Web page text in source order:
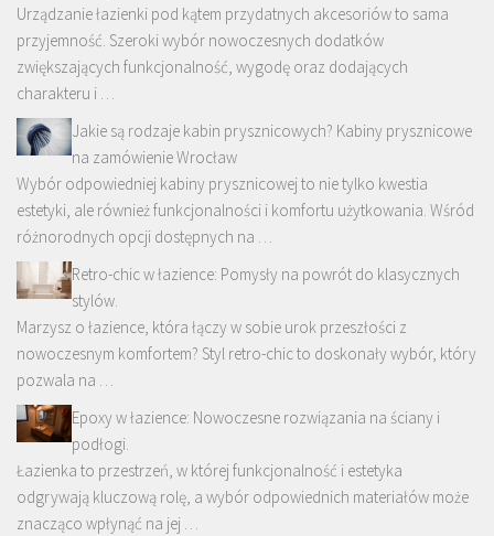
Urządzanie łazienki pod kątem przydatnych akcesoriów to sama
przyjemność. Szeroki wybór nowoczesnych dodatków
zwiększających funkcjonalność, wygodę oraz dodających
charakteru i …
Jakie są rodzaje kabin prysznicowych? Kabiny prysznicowe
na zamówienie Wrocław
Wybór odpowiedniej kabiny prysznicowej to nie tylko kwestia
estetyki, ale również funkcjonalności i komfortu użytkowania. Wśród
różnorodnych opcji dostępnych na …
Retro-chic w łazience: Pomysły na powrót do klasycznych
stylów.
Marzysz o łazience, która łączy w sobie urok przeszłości z
nowoczesnym komfortem? Styl retro-chic to doskonały wybór, który
pozwala na …
Epoxy w łazience: Nowoczesne rozwiązania na ściany i
podłogi.
Łazienka to przestrzeń, w której funkcjonalność i estetyka
odgrywają kluczową rolę, a wybór odpowiednich materiałów może
znacząco wpłynąć na jej …